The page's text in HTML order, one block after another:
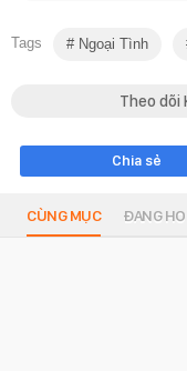
Tags Ngoại Tình
Theo dõi
Chia sẻ
CÙNG MỤC ĐANG